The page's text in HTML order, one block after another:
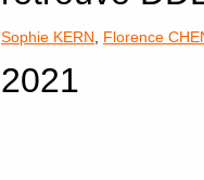
Sophie KERN Florence
2021